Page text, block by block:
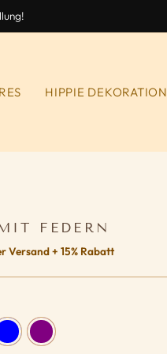
HIPPIE DEKORATION
FEDERN
Versand + 15% Rabatt